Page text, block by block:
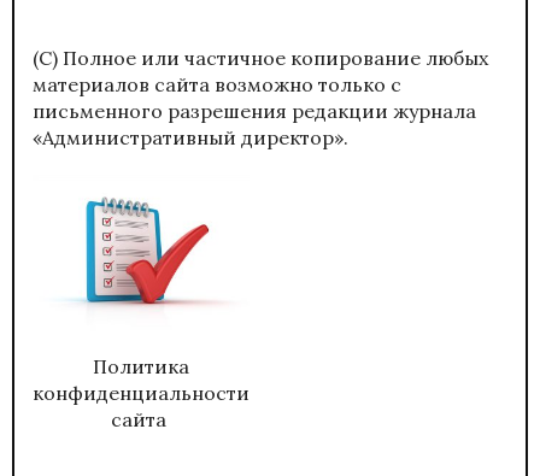
(С) Полное или частичное копирование любых
материалов сайта возможно только с
письменного разрешения редакции журнала
«Административный директор».
Политика
конфиденциальности
сайта